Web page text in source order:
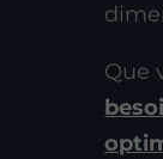
Que